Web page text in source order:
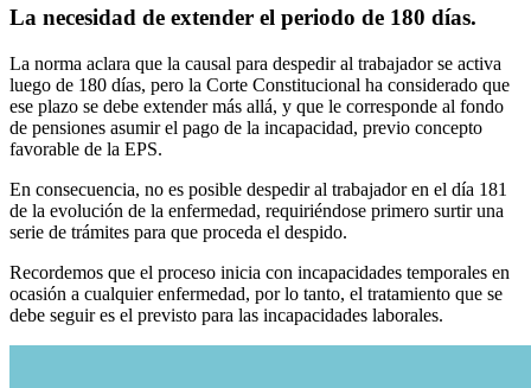
La necesidad de extender el periodo de 180 días.
La norma aclara que la causal para despedir al trabajador se activa
luego de 180 días, pero la Corte Constitucional ha considerado que
ese plazo se debe extender más allá, y que le corresponde al fondo
de pensiones asumir el pago de la incapacidad, previo concepto
favorable de la EPS.
En consecuencia, no es posible despedir al trabajador en el día 181
de la evolución de la enfermedad, requiriéndose primero surtir una
serie de trámites para que proceda el despido.
Recordemos que el proceso inicia con incapacidades temporales en
ocasión a cualquier enfermedad, por lo tanto, el tratamiento que se
debe seguir es el previsto para las incapacidades laborales.